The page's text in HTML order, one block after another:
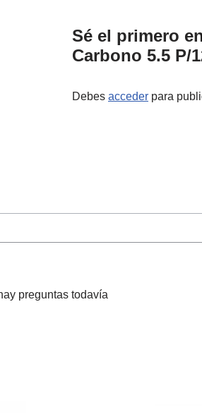
Sé el primero
Carbono 5.5 P/
Debes acceder para
preguntas todavía